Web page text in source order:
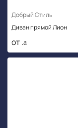
Добрый Стиль
Диван прямой Лион
от .